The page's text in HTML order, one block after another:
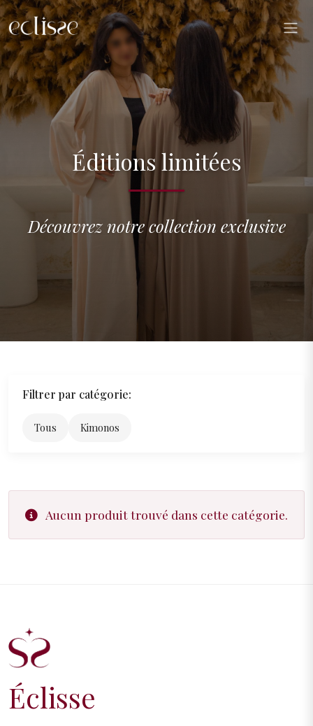
Éditions limitées
Découvrez notre collection exclusive
Filtrer par catégorie:
Tous Kimonos
Aucun produit trouvé dans cette catégorie.
Éclisse